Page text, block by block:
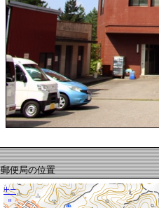
郵便局の位置